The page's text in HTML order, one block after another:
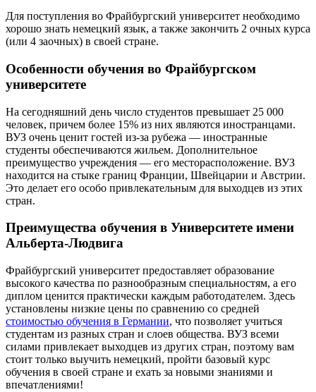
Для поступления во Фрайбургский университет необходимо
хорошо знать немецкий язык, а также закончить 2 очных курса
(или 4 заочных) в своей стране.
Особенности обучения во Фрайбургском
университете
На сегодняшний день число студентов превышает 25 000
человек, причем более 15% из них являются иностранцами.
ВУЗ очень ценит гостей из-за рубежа — иностранные
студенты обеспечиваются жильем. Дополнительное
преимущество учреждения — его месторасположение. ВУЗ
находится на стыке границ Франции, Швейцарии и Австрии.
Это делает его особо привлекательным для выходцев из этих
стран.
Преимущества обучения в Университете имени
Альберта-Людвига
Фрайбургский университет предоставляет образование
высокого качества по разнообразным специальностям, а его
диплом ценится практически каждым работодателем. Здесь
установлены низкие цены по сравнению со средней
стоимостью обучения в Германии, что позволяет учиться
студентам из разных стран и слоев общества. ВУЗ всеми
силами привлекает выходцев из других стран, поэтому вам
стоит только выучить немецкий, пройти базовый курс
обучения в своей стране и ехать за новыми знаниями и
впечатлениями!